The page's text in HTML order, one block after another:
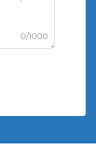
0/1000